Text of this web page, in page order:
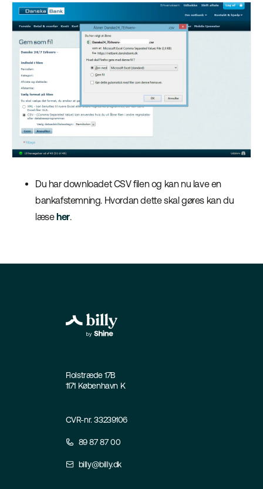
Du har downloadet CSV filen og kan nu lave en
bankafstemning. Hvordan dette skal gøres kan du
læseher.
Fiolstræde 17B
1171 København K
CVR-nr. 33239106
89 87 87 00
billy@billy.dk